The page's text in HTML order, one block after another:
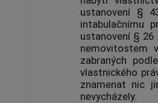
ustanovení §
intabulačnímu
ustanovení §
nemovitostem
zabraných
vlastnického
znamenat nic
nevycházely.